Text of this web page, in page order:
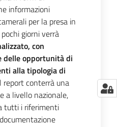
informazioni
per la presa in
giorni verrà
con
delle opportunità di
alla tipologia di
report conterrà una
a livello nazionale,
tutti i riferimenti